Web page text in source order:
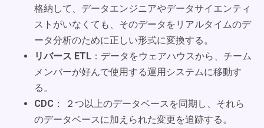
格納して、データエンジニアやデータサイエンティ
ストがいなくても、そのデータをリアルタイムのデ
ータ分析のために正しい形式に変換する。
リバース ETL ：データをウェアハウスから、チーム
メンバーが好んで使用する運用システムに移動す
る。
CDC ： ２つ以上のデータベースを同期し、それら
のデータベースに加えられた変更を追跡する。